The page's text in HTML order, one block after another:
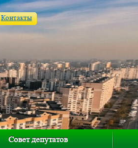
Контакты
Совет депутатов